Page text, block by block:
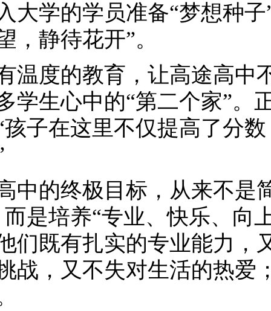
大学的学员准备“梦想种
，静待花开”。
温度的教育，让高途高中
学生心中的“第二个家”。
孩子在这里不仅提高了分
中的终极目标，从来不是
而是培养“专业、快乐、向
既有扎实的专业能力，
战，又不失对生活的热爱